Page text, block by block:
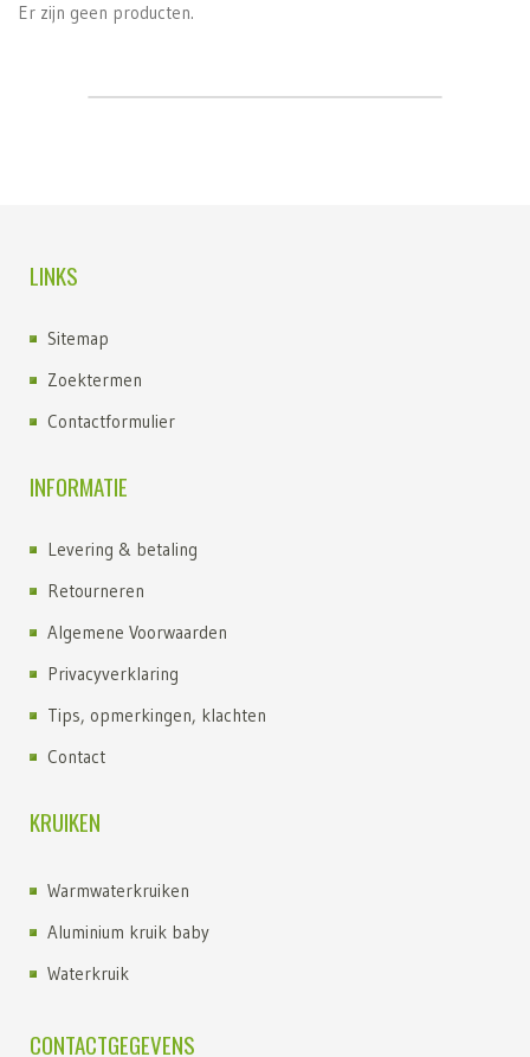
Er zijn geen producten.
LINKS
Sitemap
Zoektermen
Contactformulier
INFORMATIE
Levering & betaling
Retourneren
Algemene Voorwaarden
Privacyverklaring
Tips, opmerkingen, klachten
Contact
KRUIKEN
Warmwaterkruiken
Aluminium kruik baby
Waterkruik
CONTACTGEGEVENS